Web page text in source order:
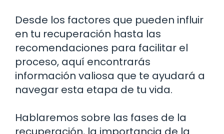
Desde los factores que pueden influir
en tu recuperación hasta las
recomendaciones para facilitar el
proceso, aquí encontrarás
información valiosa que te ayudará a
navegar esta etapa de tu vida.
Hablaremos sobre las fases de la